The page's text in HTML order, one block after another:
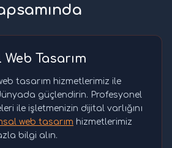
Tasarım
tasarım hizmetlerimiz ile
güçlendirin. Profesyonel
ile işletmenizin dijital varlığını
web tasarım hizmetlerimiz
bilgi alın.